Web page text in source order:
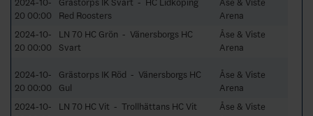
20 00:00
Red Roosters
Arena
2024-10-
20 00:00
LN 70 HC Grön - Vänersborgs HC
Svart
Åse & Viste
Arena
2024-10-
20 00:00
Grästorps IK Röd - Vänersborgs HC
Gul
Åse & Viste
Arena
2024-10-
LN 70 HC Vit - Trollhättans HC Vit
Åse & Viste